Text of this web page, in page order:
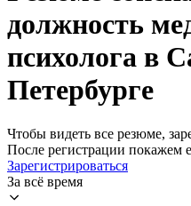
должность
психолога в
Петербурге
Чтобы видеть все резюме,
После регистрации покажем
Зарегистрироваться
За всё время